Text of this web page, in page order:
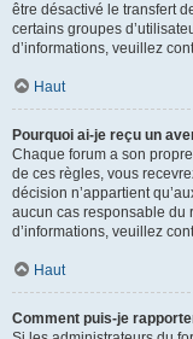
être désactivé le transfert
certains groupes
d’informations, veuillez
Haut
Pourquoi ai-je reçu un
Chaque forum a son
de ces règles, vous
décision n’appartient
aucun cas responsable du
d’informations, veuillez
Haut
Comment puis-je